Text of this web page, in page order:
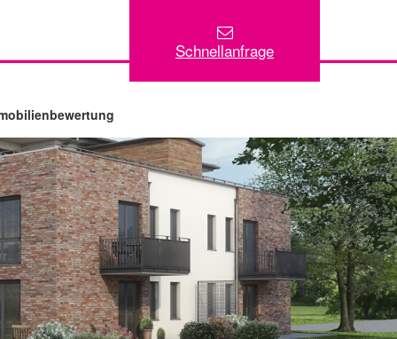
Schnellanfrage